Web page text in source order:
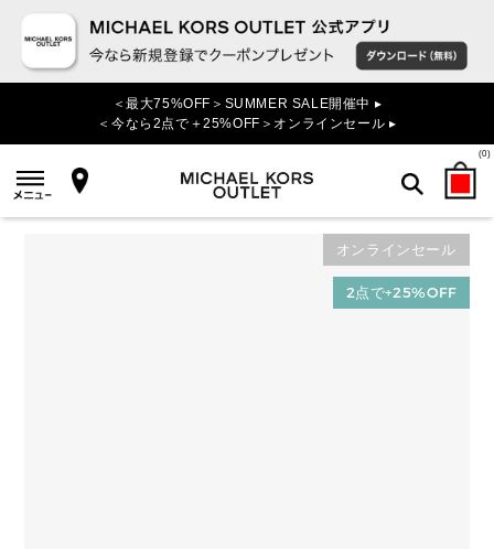
＜最大75%OFF＞SUMMER SALE開催中 ▸
＜今なら2点で＋25%OFF＞オンラインセール ▸
(0)
検索
オンラインセール
2点で+25%OFF